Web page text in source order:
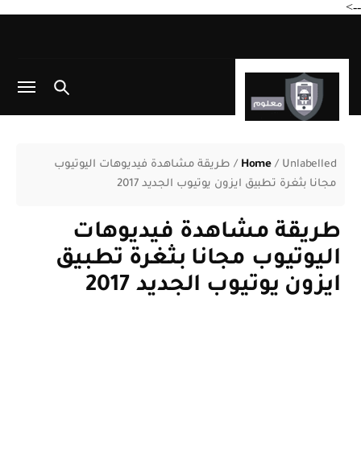
-->
Home / Unlabelled
/ طريقة مشاهدة فيديوهات اليوتيوب
مجانا بثغرة تطبيق ايزون يوتيوب الجديد 2017
طريقة مشاهدة فيديوهات
اليوتيوب مجانا بثغرة تطبيق
ايزون يوتيوب الجديد 2017